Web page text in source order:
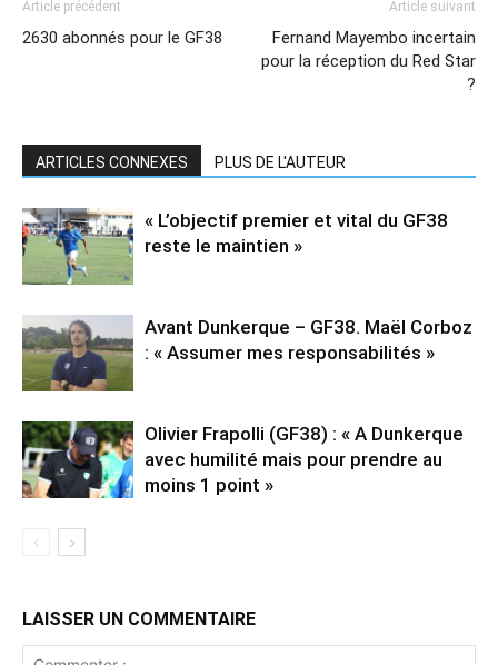
Article précédent
2630 abonnés pour le GF38
Article suivant
Fernand Mayembo incertain
pour la réception du Red Star
?
ARTICLES CONNEXES PLUS DE L'AUTEUR
« L’objectif premier et vital du GF38
reste le maintien »
Avant Dunkerque – GF38. Maël Corboz
: « Assumer mes responsabilités »
Olivier Frapolli (GF38) : « A Dunkerque
avec humilité mais pour prendre au
moins 1 point »
LAISSER UN COMMENTAIRE